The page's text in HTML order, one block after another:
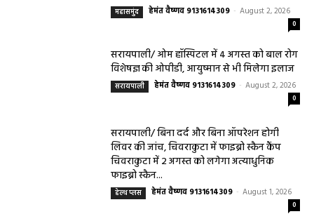
महासमुंद हेमंत वैष्णव 9131614309 - August 2, 2026
0
सरायपाली/ ओम हॉस्पिटल में 4 अगस्त को बाल रोग
विशेषज्ञ की ओपीडी, आयुष्मान से भी मिलेगा इलाज
सरायपाली हेमंत वैष्णव 9131614309 - August 2, 2026
0
सरायपाली/ बिना दर्द और बिना ऑपरेशन होगी
लिवर की जांच, चिवराकुटा में फाइब्रो स्कैन कैंप
चिवराकुटा में 2 अगस्त को लगेगा अत्याधुनिक
फाइब्रो स्कैन...
हेल्थ प्लस हेमंत वैष्णव 9131614309 - August 1, 2026
0